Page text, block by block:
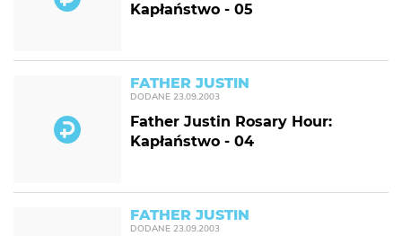
Kapłaństwo - 05
FATHER JUSTIN
DODANE 23.09.2003
Father Justin Rosary Hour:
Kapłaństwo - 04
FATHER JUSTIN
DODANE 23.09.2003